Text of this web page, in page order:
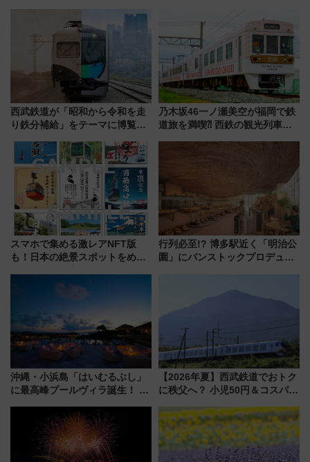
西武鉄道が「昭和から令和を走
り鉄分補給」をテーマに博覧会
14日から 新車両「トキイロ」体
験ブースも アクセスや申込方法
を解説
乃木坂46一ノ瀬美空が福岡で鉄
道旅を満喫⁈ 西鉄の観光列車
に
スマホで集める激レアNFT版
も！日本の絶景スポットをめぐ
ん)」企画がスタート
行列必至!? 博多駅近く「明治公
園」にパンストックプロデュー
沖縄・小浜島「はいむるぶし」
に最高峰プールヴィラ誕生！ 石
美旅「何もしない贅沢」を体験
してみない？
【2026年夏】西武鉄道でおトク
に秩父へ？ 小児50円＆コスパ最
族旅行！ 深夜の正丸トンネル探
検や特急ラビューも